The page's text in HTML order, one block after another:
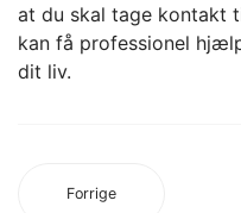
at du skal tage kontakt
kan få professionel
dit liv.
Forrige